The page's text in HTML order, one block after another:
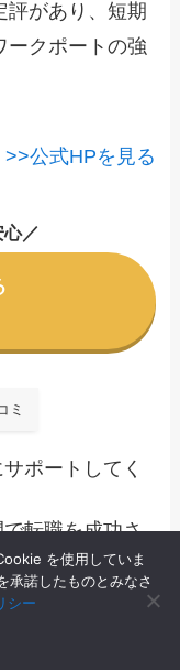
評があり、短期
ークポートの強
>>公式HPを見る
／
ミ
ポートしてく
転職を成功さ
てくれる
を使用していま
承諾したものとみなさ
シー